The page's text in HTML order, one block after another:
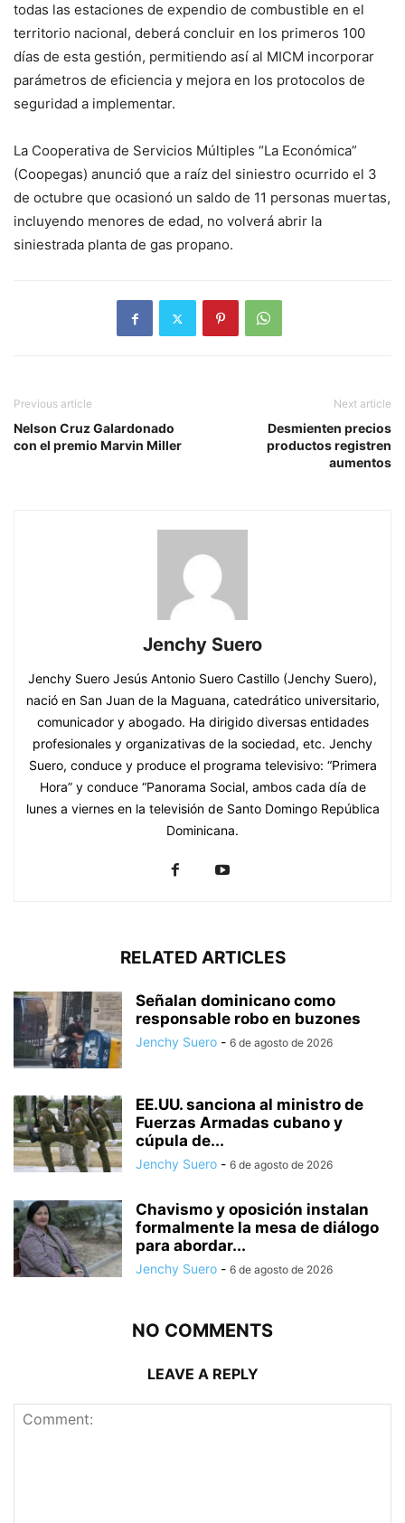
todas las estaciones de expendio de combustible en el
territorio nacional, deberá concluir en los primeros 100
días de esta gestión, permitiendo así al MICM incorporar
parámetros de eficiencia y mejora en los protocolos de
seguridad a implementar.
La Cooperativa de Servicios Múltiples “La Económica”
(Coopegas) anunció que a raíz del siniestro ocurrido el 3
de octubre que ocasionó un saldo de 11 personas muertas,
incluyendo menores de edad, no volverá abrir la
siniestrada planta de gas propano.
Previous article
Nelson Cruz Galardonado
con el premio Marvin Miller
Next article
Desmienten precios
productos registren
aumentos
Jenchy Suero
Jenchy Suero Jesús Antonio Suero Castillo (Jenchy Suero),
nació en San Juan de la Maguana, catedrático universitario,
comunicador y abogado. Ha dirigido diversas entidades
profesionales y organizativas de la sociedad, etc. Jenchy
Suero, conduce y produce el programa televisivo: “Primera
Hora” y conduce “Panorama Social, ambos cada día de
lunes a viernes en la televisión de Santo Domingo República
Dominicana.
RELATED ARTICLES
Señalan dominicano como
responsable robo en buzones
Jenchy Suero - 6 de agosto de 2026
EE.UU. sanciona al ministro de
Fuerzas Armadas cubano y
cúpula de...
Jenchy Suero - 6 de agosto de 2026
Chavismo y oposición instalan
formalmente la mesa de diálogo
para abordar...
Jenchy Suero - 6 de agosto de 2026
NO COMMENTS
LEAVE A REPLY